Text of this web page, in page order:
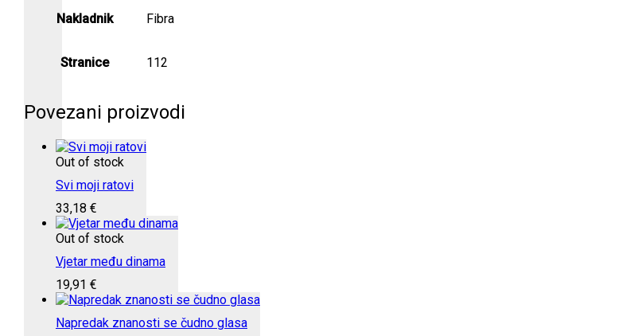
Nakladnik Fibra
Stranice 112
Povezani proizvodi
Out of stock
Svi moji ratovi
33,18 €
Out of stock
Vjetar među dinama
19,91 €
Napredak znanosti se čudno glasa